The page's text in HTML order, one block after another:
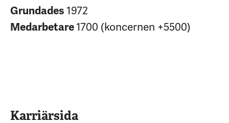
Grundades1972
Medarbetare1700 (koncernen +5500)
Karriärsida